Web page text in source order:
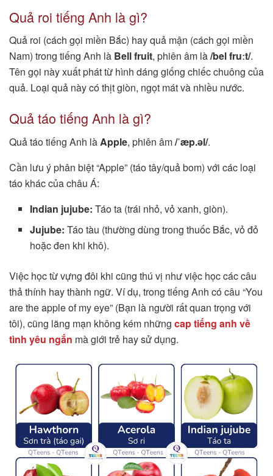
Quả roi tiếng Anh là gì?
Quả roi (cách gọi miền Bắc) hay quả mận (cách gọi miền
Nam) trong tiếng Anh là Bell fruit, phiên âm là/bel fruːt/.
Tên gọi này xuất phát từ hình dáng giống chiếc chuông của
quả. Loại quả này có thịt giòn, ngọt mát và nhiều nước.
Quả táo tiếng Anh là gì?
Quả táo tiếng Anh làApple, phiên âm/ˈæp.əl/.
Cần lưu ý phân biệt “Apple” (táo tây/quả bom) với các loại
táo khác của châu Á:
Indian jujube: Táo ta (trái nhỏ, vỏ xanh, giòn).
Jujube: Táo tàu (thường dùng trong thuốc Bắc, vỏ đỏ
hoặc đen khi khô).
Việc học từ vựng đôi khi cũng thú vị như việc học các câu
thả thính hay thành ngữ. Ví dụ, trong tiếng Anh có câu “You
are the apple of my eye” (Bạn là người rất quan trọng với
tôi), cũng lãng mạn không kém những cap tiếng anh về
tình yêu ngắn mà giới trẻ hay sử dụng.